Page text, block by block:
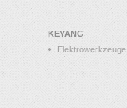
KEYANG
Elektrowerkzeuge